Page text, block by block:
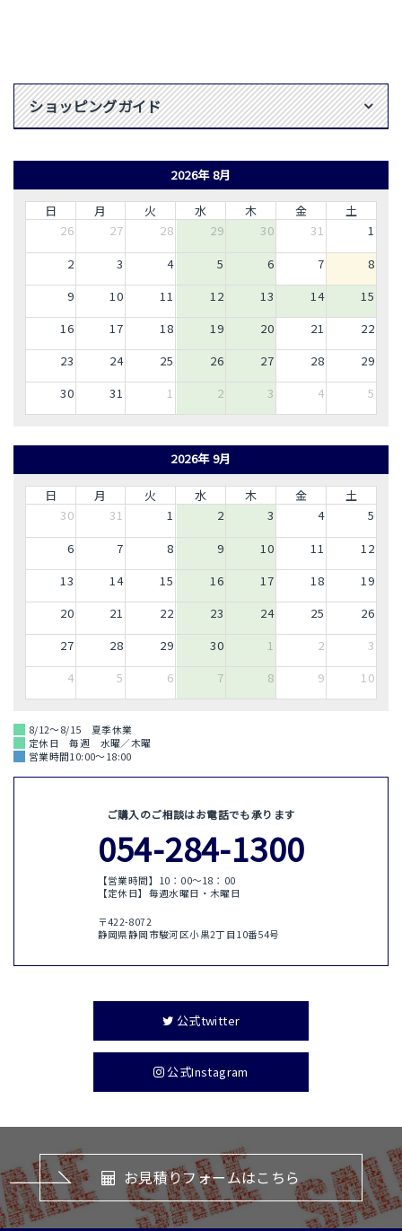
ショッピングガイド
2026年 8月
日 月 火 水 木 金
土
26
27 28 29 30 31
1
2
3 4 5 6 7
8
9
10 11 12 13 14
15
16
17 18 19 20 21
22
23
24 25 26 27 28
29
30
31 1 2 3 4 5
2026年 9月
日 月 火 水 木 金
土
30
31 1 2 3 4
5
6
7 8 9 10 11
12
13
14 15 16 17 18
19
20
21 22 23 24 25
26
27
28 29 30 1 2
3
4
5 6 7 8 9 10
8/12～8/15 夏季休業
定休日 毎週 水曜／木曜
営業時間10:00～18:00
ご購入のご相談はお電話でも承ります
054-284-1300
【営業時間】10：00〜18：00
【定休日】毎週水曜日・木曜日
〒422-8072
静岡県静岡市駿河区小黒2丁目10番54号
公式twitter
公式Instagram
お見積りフォームはこちら